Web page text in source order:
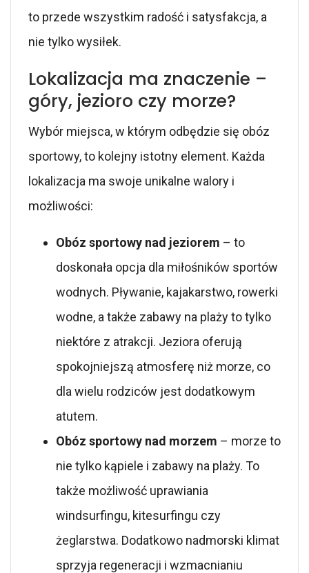
to przede wszystkim radość i satysfakcja, a
nie tylko wysiłek.
Lokalizacja ma znaczenie –
góry, jezioro czy morze?
Wybór miejsca, w którym odbędzie się obóz
sportowy, to kolejny istotny element. Każda
lokalizacja ma swoje unikalne walory i
możliwości:
Obóz sportowy nad jeziorem – to
doskonała opcja dla miłośników sportów
wodnych. Pływanie, kajakarstwo, rowerki
wodne, a także zabawy na plaży to tylko
niektóre z atrakcji. Jeziora oferują
spokojniejszą atmosferę niż morze, co
dla wielu rodziców jest dodatkowym
atutem.
Obóz sportowy nad morzem – morze to
nie tylko kąpiele i zabawy na plaży. To
także możliwość uprawiania
windsurfingu, kitesurfingu czy
żeglarstwa. Dodatkowo nadmorski klimat
sprzyja regeneracji i wzmacnianiu